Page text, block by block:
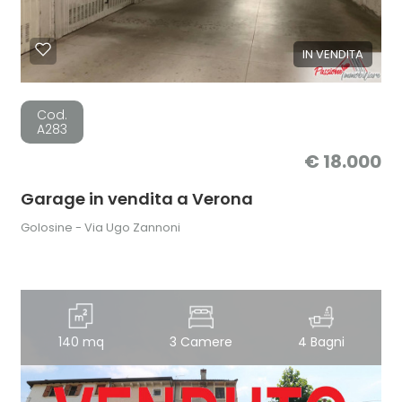
IN VENDITA
Cod.
A283
€ 18.000
Garage in vendita a Verona
Golosine - Via Ugo Zannoni
140 mq 3 Camere 4 Bagni